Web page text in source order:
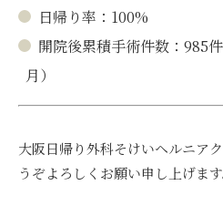
日帰り率：100%
開院後累積手術件数：985
月）
大阪日帰り外科そけいヘルニア
うぞよろしくお願い申し上げます